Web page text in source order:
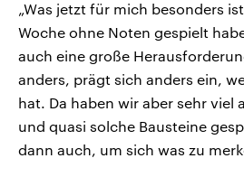
„Was jetzt für mich besonders
Woche ohne Noten gespielt
auch eine große
anders, prägt sich anders ein,
hat. Da haben wir aber sehr viel
und quasi solche Bausteine
dann auch, um sich was zu